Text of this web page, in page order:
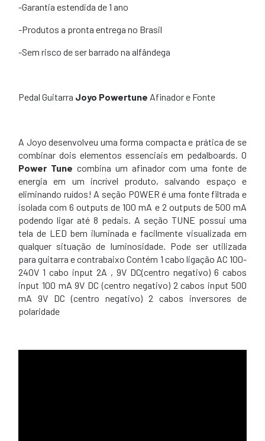
-Garantia estendida de 1 ano
-Produtos a pronta entrega no Brasil
-Sem risco de ser barrado na alfândega
Pedal Guitarra Joyo Powertune Afinador e Fonte
A Joyo desenvolveu uma forma compacta e prática de se
combinar dois elementos essenciais em pedalboards. O
Power Tune combina um afinador com uma fonte de
energia em um incrível produto, salvando espaço e
eliminando ruídos! A seção POWER é uma fonte filtrada e
isolada com 6 outputs de 100 mA e 2 outputs de 500 mA
podendo ligar até 8 pedais. A seção TUNE possui uma
tela de LED bem iluminada e facilmente visualizada em
qualquer situação de luminosidade. Pode ser utilizada
para guitarra e contrabaixo Contém 1 cabo ligação AC 100-
240V 1 cabo input 2A , 9V DC(centro negativo) 6 cabos
input 100 mA 9V DC (centro negativo) 2 cabos input 500
mA 9V DC (centro negativo) 2 cabos inversores de
polaridade